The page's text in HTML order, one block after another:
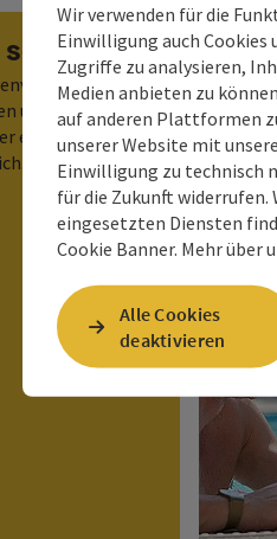
somit
und erleben -
ein paar
Wir verwenden für die
Einwilligung auch Cookies
Zugriffe zu analysieren,
Medien anbieten zu
auf anderen Plattformen
unserer Website mit
Einwilligung zu technisch
für die Zukunft widerrufen.
eingesetzten Diensten
Cookie Banner. Mehr über
Alle Cookies
deaktivieren